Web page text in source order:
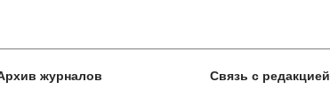
журналов Связь с редакцией